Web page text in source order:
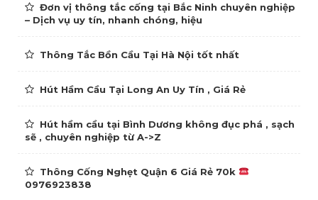
Đơn vị thông tắc cống tại Bắc Ninh chuyên nghiệp
– Dịch vụ uy tín, nhanh chóng, hiệu
Thông Tắc Bồn Cầu Tại Hà Nội tốt nhất
Hút Hầm Cầu Tại Long An Uy Tín , Giá Rẻ
Hút hầm cầu tại Bình Dương không đục phá , sạch
sẽ , chuyên nghiệp từ A->Z
Thông Cống Nghẹt Quận 6 Giá Rẻ 70k
0976923838